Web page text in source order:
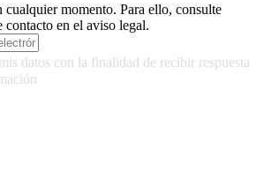
cualquier momento. Para ello, consulte
en el aviso legal.
datos con la finalidad de recibir respuesta